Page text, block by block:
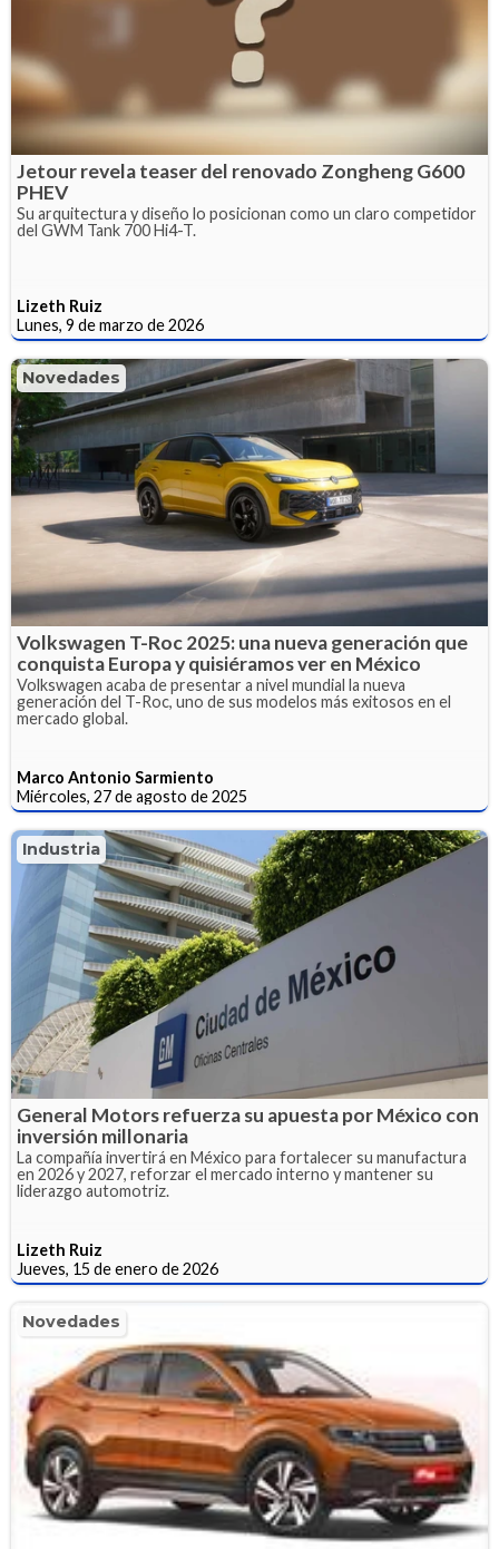
Jetour revela teaser del renovado Zongheng G600
PHEV
Su arquitectura y diseño lo posicionan como un claro competidor
del GWM Tank 700 Hi4-T.
Lizeth Ruiz
Lunes, 9 de marzo de 2026
Novedades
Volkswagen T-Roc 2025: una nueva generación que
conquista Europa y quisiéramos ver en México
Volkswagen acaba de presentar a nivel mundial la nueva
generación del T-Roc, uno de sus modelos más exitosos en el
mercado global.
Marco Antonio Sarmiento
Miércoles, 27 de agosto de 2025
Industria
General Motors refuerza su apuesta por México con
inversión millonaria
La compañía invertirá en México para fortalecer su manufactura
en 2026 y 2027, reforzar el mercado interno y mantener su
liderazgo automotriz.
Lizeth Ruiz
Jueves, 15 de enero de 2026
Novedades